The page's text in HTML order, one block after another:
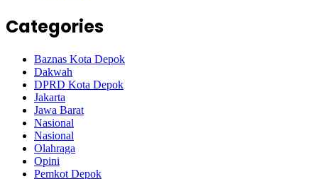
Categories
Baznas Kota Depok
Dakwah
DPRD Kota Depok
Jakarta
Jawa Barat
Nasional
Nasional
Olahraga
Opini
Pemkot Depok